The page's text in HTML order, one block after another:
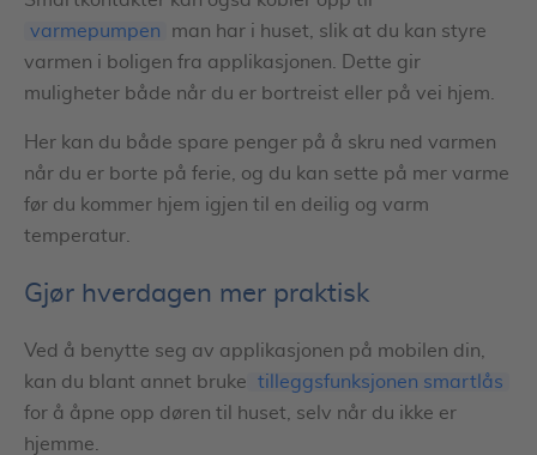
varmepumpen
man har i huset, slik at du kan styre
varmen i boligen fra applikasjonen. Dette gir
muligheter både når du er bortreist eller på vei hjem.
Her kan du både spare penger på å skru ned varmen
når du er borte på ferie, og du kan sette på mer varme
før du kommer hjem igjen til en deilig og varm
temperatur.
Gjør hverdagen mer praktisk
Ved å benytte seg av applikasjonen på mobilen din,
kan du blant annet bruke
tilleggsfunksjonen smartlås
for å åpne opp døren til huset, selv når du ikke er
hjemme.